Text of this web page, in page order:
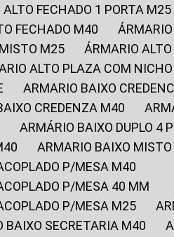
ALTO FECHADO 1 PORTA M25
FECHADO M40
MISTO M25
ÁRMARIO
ALTO PLAZA COM
ARMARIO BAIXO
CREDENZA M40
ARMÁRIO BAIXO DUPLO 4
ARMARIO BAIXO
P/MESA M40
P/MESA 40 MM
P/MESA M25
BAIXO SECRETARIA M40